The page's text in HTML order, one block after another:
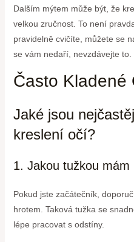
Dalším mýtem může být, že
velkou zručnost. To není
pravidelně cvičíte, můžete se
se vám nedaří, nevzdávejte to.
Často Kladené
Jaké jsou
kreslení očí?
1. Jakou tužkou mám
Pokud jste začátečník,
hrotem. Taková tužka se
lépe pracovat s odstíny.